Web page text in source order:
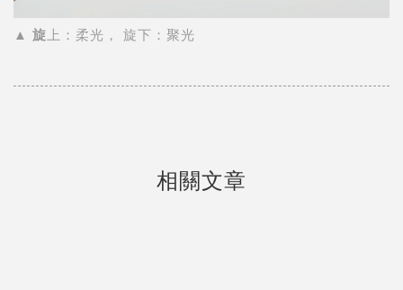
▲ 旋 上：柔光， 旋下：聚光
相關文章